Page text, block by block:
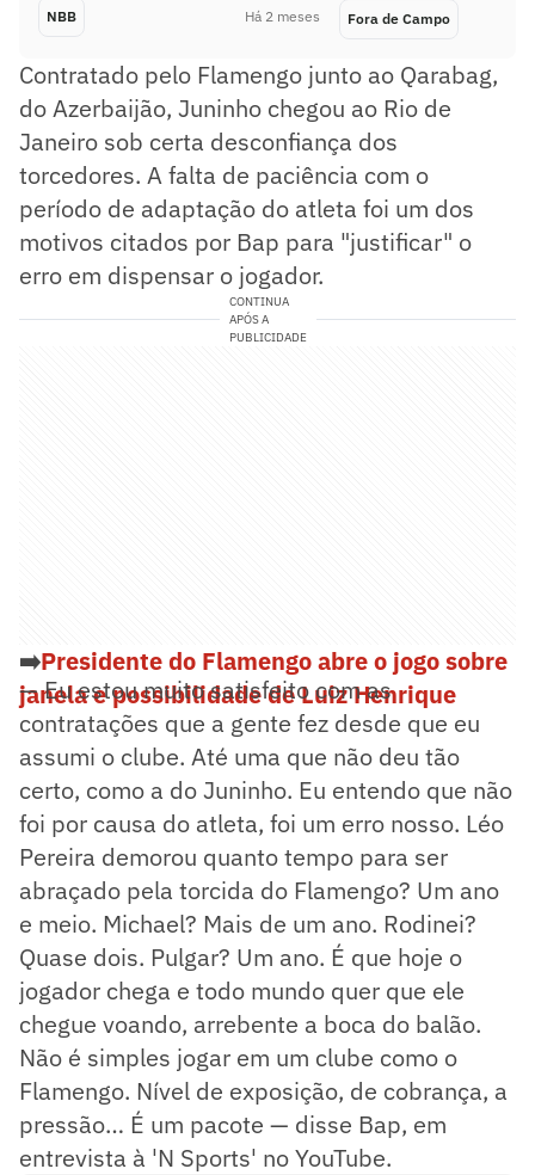
NBB Há 2 meses Fora de Campo
Contratado pelo Flamengo junto ao Qarabag,
do Azerbaijão, Juninho chegou ao Rio de
Janeiro sob certa desconfiança dos
torcedores. A falta de paciência com o
período de adaptação do atleta foi um dos
motivos citados por Bap para "justificar" o
erro em dispensar o jogador.
CONTINUA
APÓS A
PUBLICIDADE
➡️Presidente do Flamengo abre o jogo sobre
janela e possibilidade de Luiz Henrique
— Eu estou muito satisfeito com as
contratações que a gente fez desde que eu
assumi o clube. Até uma que não deu tão
certo, como a do Juninho. Eu entendo que não
foi por causa do atleta, foi um erro nosso. Léo
Pereira demorou quanto tempo para ser
abraçado pela torcida do Flamengo? Um ano
e meio. Michael? Mais de um ano. Rodinei?
Quase dois. Pulgar? Um ano. É que hoje o
jogador chega e todo mundo quer que ele
chegue voando, arrebente a boca do balão.
Não é simples jogar em um clube como o
Flamengo. Nível de exposição, de cobrança, a
pressão… É um pacote — disse Bap, em
entrevista à 'N Sports' no YouTube.